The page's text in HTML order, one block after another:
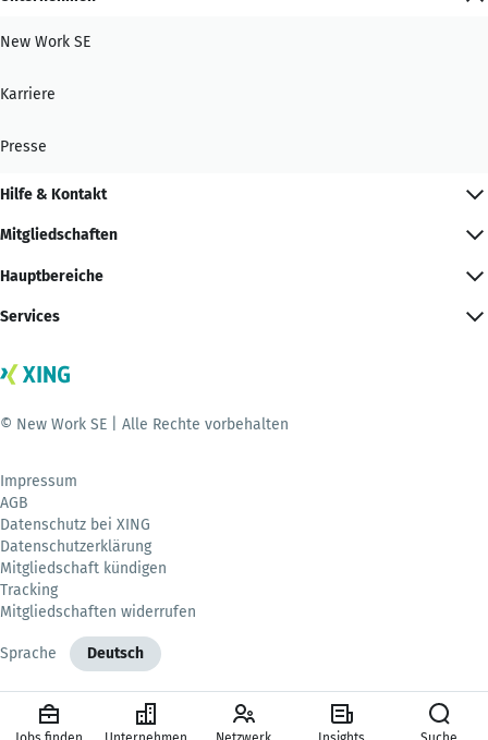
New Work SE
Karriere
Presse
Hilfe & Kontakt
Mitgliedschaften
Hauptbereiche
Services
© New Work SE | Alle Rechte vorbehalten
Impressum
AGB
Datenschutz bei XING
Datenschutzerklärung
Mitgliedschaft kündigen
Tracking
Mitgliedschaften widerrufen
Sprache Deutsch